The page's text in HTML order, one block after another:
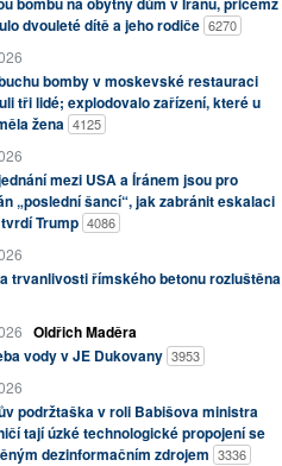
dvouleté dítě a jeho rodiče 6270
bomby v moskevské restauraci
tři lidé; explodovalo zařízení, které u
žena 4125
mezi USA a Íránem jsou pro
„poslední šancí“, jak zabránit eskalaci
Trump 4086
trvanlivosti římského betonu rozluštěna
Oldřich Maděra
vody v JE Dukovany 3953
podržtaška v roli Babišova ministra
tají úzké technologické propojení se
dezinformačním zdrojem 3336